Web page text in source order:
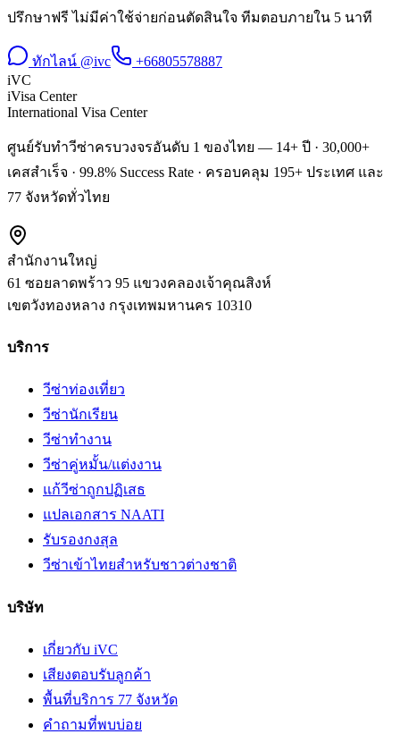
ปรึกษาฟรี ไม่มีค่าใช้จ่ายก่อนตัดสินใจ ทีมตอบภายใน 5 นาที
ทักไลน์ @ivc
+66805578887
iVC
iVisa Center
International Visa Center
ศูนย์รับทำวีซ่าครบวงจรอันดับ 1 ของไทย — 14+ ปี · 30,000+
เคสสำเร็จ · 99.8% Success Rate · ครอบคลุม 195+ ประเทศ และ
77 จังหวัดทั่วไทย
สำนักงานใหญ่
61 ซอยลาดพร้าว 95 แขวงคลองเจ้าคุณสิงห์
เขตวังทองหลาง กรุงเทพมหานคร 10310
บริการ
วีซ่าท่องเที่ยว
วีซ่านักเรียน
วีซ่าทำงาน
วีซ่าคู่หมั้น/แต่งงาน
แก้วีซ่าถูกปฏิเสธ
แปลเอกสาร NAATI
รับรองกงสุล
วีซ่าเข้าไทยสำหรับชาวต่างชาติ
บริษัท
เกี่ยวกับ iVC
เสียงตอบรับลูกค้า
พื้นที่บริการ 77 จังหวัด
คำถามที่พบบ่อย